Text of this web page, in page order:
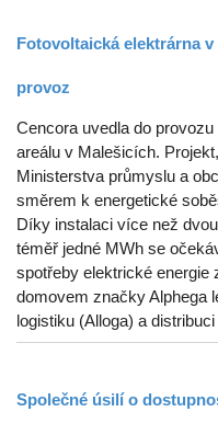
Fotovoltaická elektrárna
provoz
Cencora uvedla do
areálu v Malešicích.
Ministerstva průmyslu a
směrem k energetické
Díky instalaci více než
téměř jedné MWh se
spotřeby elektrické energie
domovem značky Alphega
logistiku (Alloga) a
Společné úsilí o